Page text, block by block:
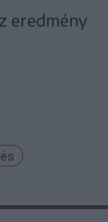
eredmény